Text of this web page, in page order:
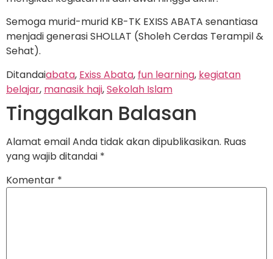
Semoga murid-murid KB-TK EXISS ABATA senantiasa
menjadi generasi SHOLLAT (Sholeh Cerdas Terampil &
Sehat).
Ditandaiabata, Exiss Abata, fun learning, kegiatan
belajar, manasik haji,Sekolah Islam
Tinggalkan Balasan
Alamat email Anda tidak akan dipublikasikan. Ruas
yang wajib ditandai *
Komentar *